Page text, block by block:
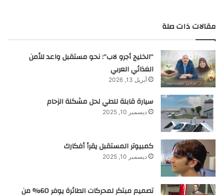
مقالات ذات صلة
“الخليج أجرو لاب”: نحو مستقبل واعد للأمن
الغذائي العربي
أبريل 13, 2026
سيارة قابلة للطي لحل مشكلة الزحام
ديسمبر 10, 2025
كمبيوتر المستقبل يقرأ أفكارك
ديسمبر 10, 2025
تصميم مبتكر لمحركات الطائرة يوفر 60% من